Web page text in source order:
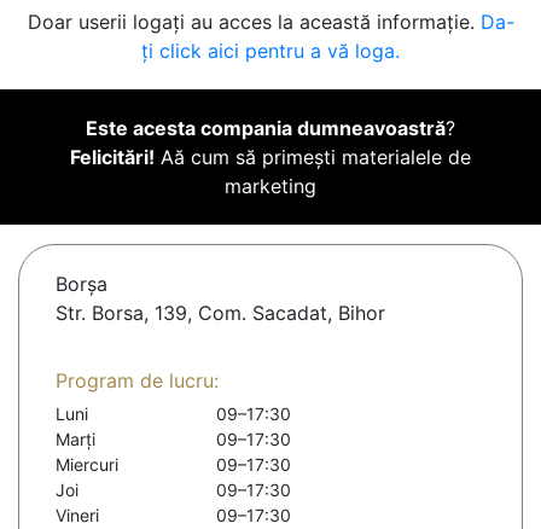
Doar userii logați au acces la această informație. Da-
ți click aici pentru a vă loga.
Este acesta compania dumneavoastră?
Felicitări! Aă cum să primești materialele de
marketing
Borşa
Str. Borsa, 139, Com. Sacadat, Bihor
Program de lucru:
Luni
09–17:30
Marți
09–17:30
Miercuri
09–17:30
Joi
09–17:30
Vineri
09–17:30